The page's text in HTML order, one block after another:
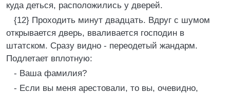
куда деться, расположились у дверей.
{12} Проходить минут двадцать. Вдруг с шумом
открывается дверь, вваливается господин в
штатском. Сразу видно - переодетый жандарм.
Подлетает вплотную:
- Ваша фамилия?
- Если вы меня арестовали, то вы, очевидно,